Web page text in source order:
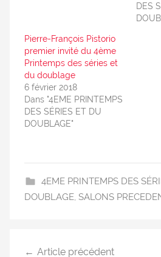
DES
Pierre-François Pistorio
premier invité du 4ème
Printemps des séries et
du doublage
6 février 2018
Dans "4EME PRINTEMPS
DES SÉRIES ET DU
DOUBLAGE"
4EME PRINTEMPS DES
DOUBLAGE, SALONS
Article précédent